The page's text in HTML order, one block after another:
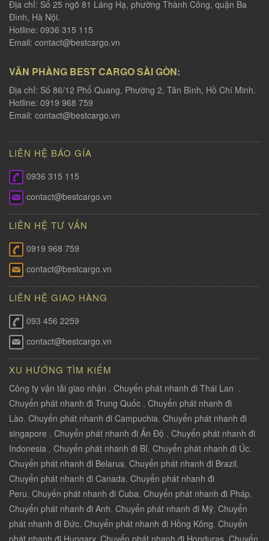
Địa chỉ: Số 25 ngõ 81 Láng Hạ, phường Thành Công, quận Ba
Đình, Hà Nội.
Hotline: 0936 315 115
Email: contact@bestcargo.vn
VĂN PHÀNG BEST CARGO SÀI GÒN:
Địa chỉ: Số 86/12 Phổ Quang, Phường 2, Tân Bình, Hồ Chí Minh.
Hotline: 0919 968 759
Email: contact@bestcargo.vn
LIÊN HỆ BÁO GÍA
0936 315 115
contact@bestcargo.vn
LIÊN HỆ TƯ VẤN
0919 968 759
contact@bestcargo.vn
LIÊN HỆ GIAO HÀNG
093 456 2259
contact@bestcargo.vn
XU HƯỚNG TÌM KIẾM
Công ty vận tải giao nhận , Chuyển phát nhanh đi Thái Lan ,
Chuyển phát nhanh đi Trung Quốc , Chuyển phát nhanh đi
Lào, Chuyển phát nhanh đi Campuchia, Chuyển phát nhanh đi
singapore , Chuyển phát nhanh đi Ấn Độ , Chuyển phát nhanh đi
Indonesia , Chuyển phát nhanh đi Bỉ, Chuyển phát nhanh đi Úc,
Chuyển phát nhanh đi Belarus, Chuyển phát nhanh đi Brazil,
Chuyển phát nhanh đi Canada, Chuyển phát nhanh đi
Peru, Chuyển phát nhanh đi Cuba, Chuyển phát nhanh đi Pháp,
Chuyển phát nhanh đi Anh, Chuyển phát nhanh đi Mỹ, Chuyển
phát nhanh đi Đức, Chuyển phát nhanh đi Hồng Kông, Chuyển
phát nhanh đi Hungary, Chuyển phát nhanh đi Honduras Chuyển